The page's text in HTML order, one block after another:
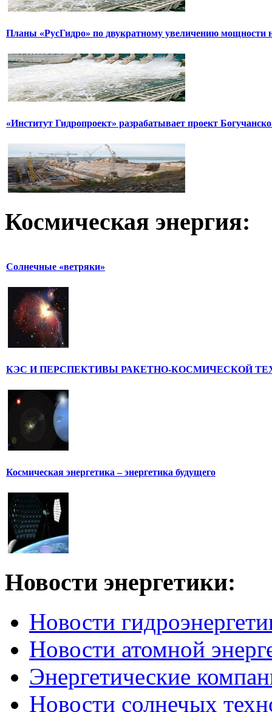
Планы «РусГидро» по двукратному увеличению мощности
«Институт Гидропроект» разрабатывает проект
Космическая энергия:
Солнечные «ветряки»
КЭС И ПЕРСПЕКТИВЫ РАКЕТНО-КОСМИЧЕСКОЙ
Космическая энергетика – энергетика будущего
Новости энергетики:
Новости
Новости атомной
Энергетические
Новости солнечых